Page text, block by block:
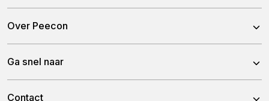
Bemestertanken
Gronddumpers
Over Peecon
Historie
Ga snel naar
Contact